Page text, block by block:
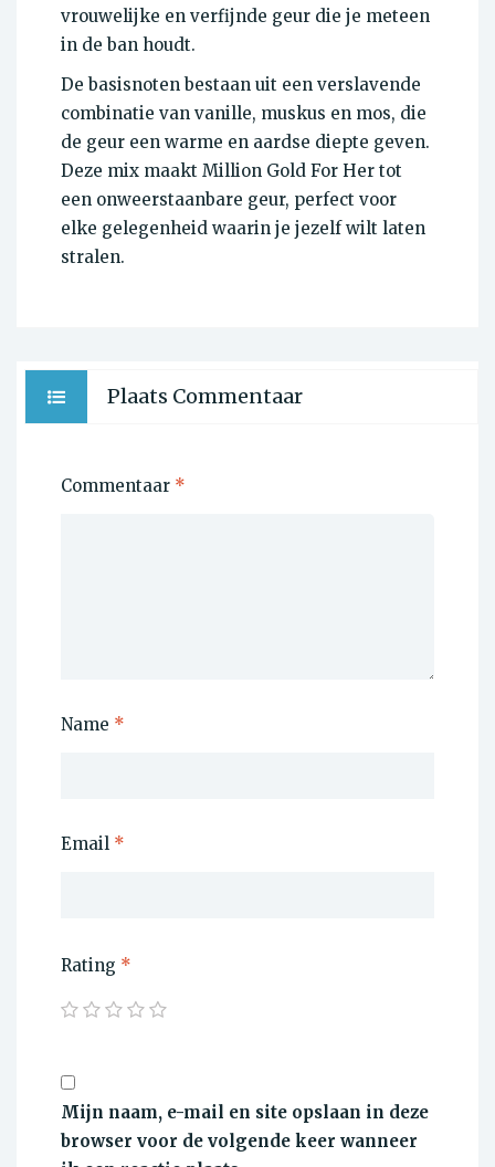
vrouwelijke en verfijnde geur die je meteen
in de ban houdt.
De basisnoten bestaan uit een verslavende
combinatie van vanille, muskus en mos, die
de geur een warme en aardse diepte geven.
Deze mix maakt Million Gold For Her tot
een onweerstaanbare geur, perfect voor
elke gelegenheid waarin je jezelf wilt laten
stralen.
Plaats Commentaar
Commentaar *
Name *
Email *
Rating *
Mijn naam, e-mail en site opslaan in deze
browser voor de volgende keer wanneer